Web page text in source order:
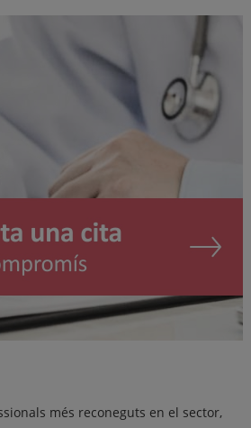
més reconeguts en el sector,